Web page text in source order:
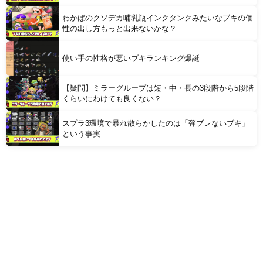
わかばのクソデカ哺乳瓶インクタンクみたいなブキの個
性の出し方もっと出来ないかな？
使い手の性格が悪いブキランキング爆誕
【疑問】ミラーグループは短・中・長の3段階から5段階
くらいにわけても良くない？
スプラ3環境で暴れ散らかしたのは「弾ブレないブキ」
という事実